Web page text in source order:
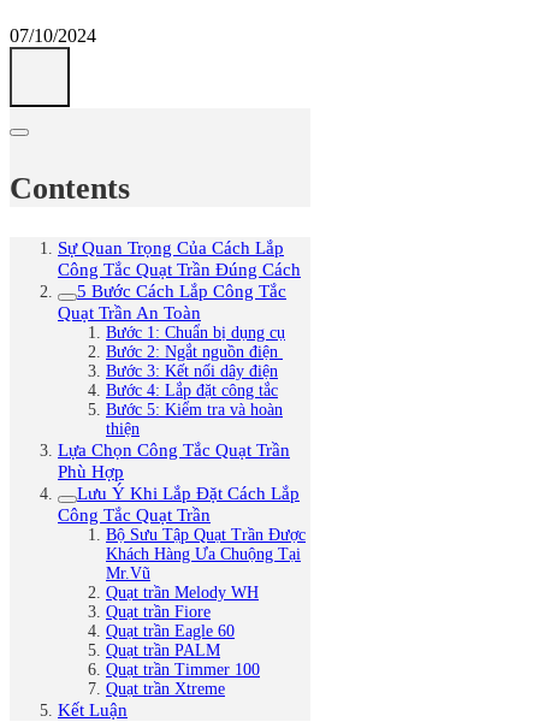
07/10/2024
Contents
Sự Quan Trọng Của Cách Lắp
Công Tắc Quạt Trần Đúng Cách
5 Bước Cách Lắp Công Tắc
Quạt Trần An Toàn
Bước 1: Chuẩn bị dụng cụ
Bước 2: Ngắt nguồn điện
Bước 3: Kết nối dây điện
Bước 4: Lắp đặt công tắc
Bước 5: Kiểm tra và hoàn
thiện
Lựa Chọn Công Tắc Quạt Trần
Phù Hợp
Lưu Ý Khi Lắp Đặt Cách Lắp
Công Tắc Quạt Trần
Bộ Sưu Tập Quạt Trần Được
Khách Hàng Ưa Chuộng Tại
Mr.Vũ
Quạt trần Melody WH
Quạt trần Fiore
Quạt trần Eagle 60
Quạt trần PALM
Quạt trần Timmer 100
Quạt trần Xtreme
Kết Luận